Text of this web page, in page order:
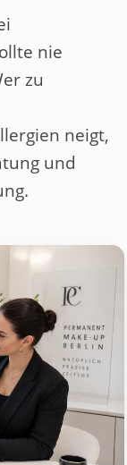
nie
zu
neigt,
und